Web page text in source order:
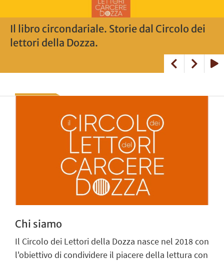
Il libro circondariale. Storie dal Circolo dei
lettori della Dozza.
Il Circolo
Il Carcere
Il Circolo a Readondante
Incontro di presentazione 2024/2025
Il logo
Chi siamo
Il Circolo dei Lettori della Dozza nasce nel 2018 con
l'obiettivo di condividere il piacere della lettura con